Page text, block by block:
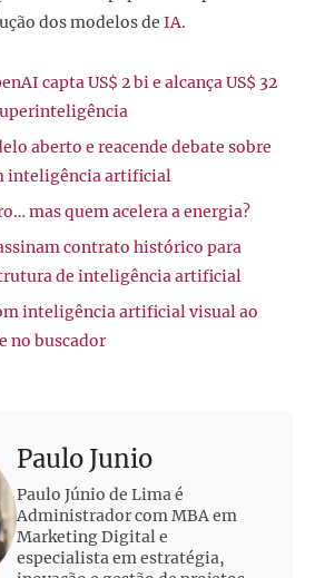
dos modelos de IA.
capta US$ 2 bi e alcança US$ 32
aberto e reacende debate sobre
inteligência artificial
mas quem acelera a energia?
contrato histórico para
de inteligência artificial
inteligência artificial visual ao
no buscador
Paulo Junio
Paulo Júnio de Lima é
Administrador com MBA em
Marketing Digital e
especialista em estratégia,